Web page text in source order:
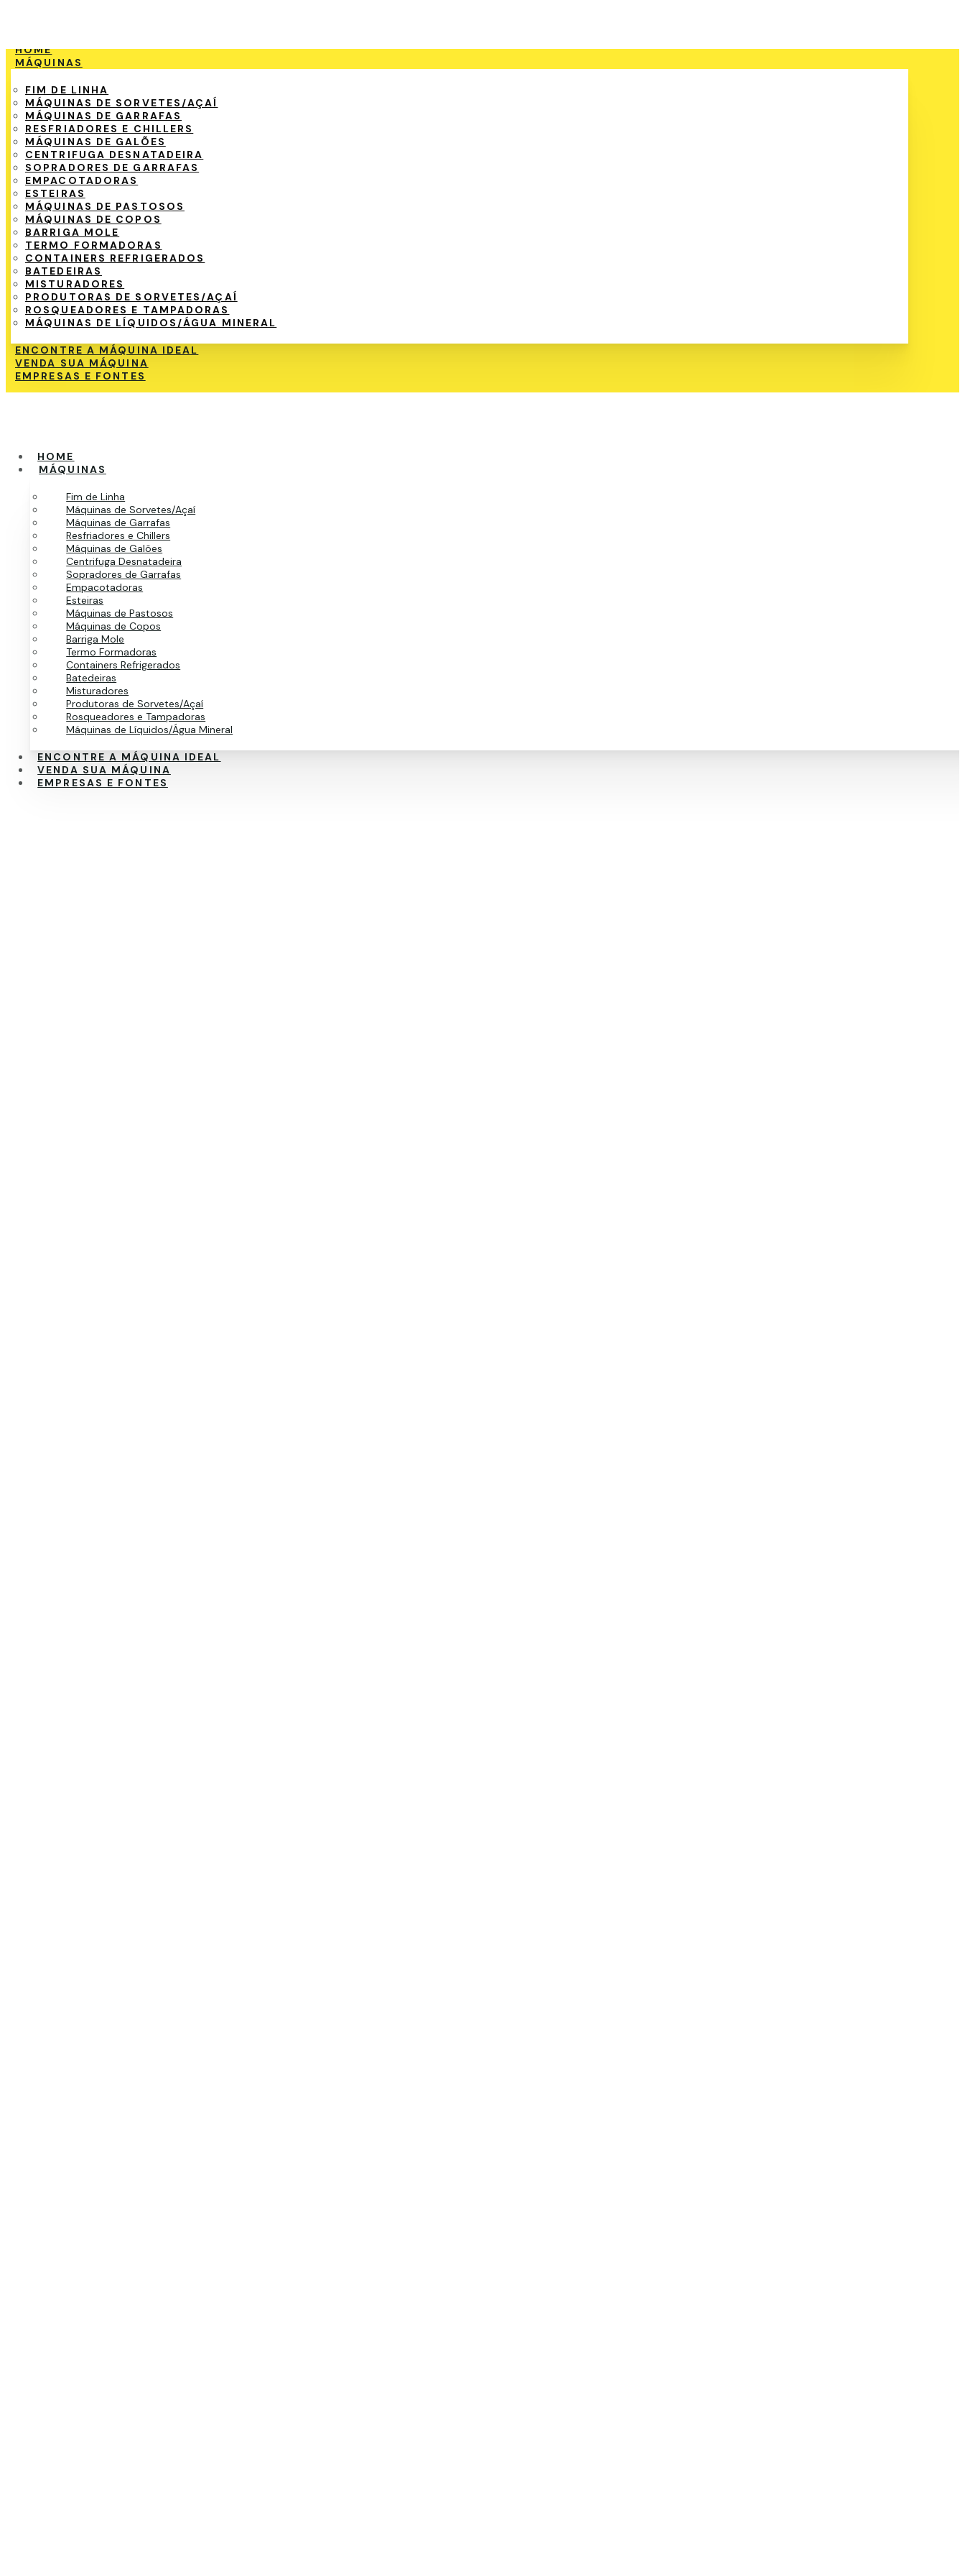
HOME
MÁQUINAS
FIM DE LINHA
MÁQUINAS DE SORVETES/AÇAÍ
MÁQUINAS DE GARRAFAS
RESFRIADORES E CHILLERS
MÁQUINAS DE GALÕES
CENTRIFUGA DESNATADEIRA
SOPRADORES DE GARRAFAS
EMPACOTADORAS
ESTEIRAS
MÁQUINAS DE PASTOSOS
MÁQUINAS DE COPOS
BARRIGA MOLE
TERMO FORMADORAS
CONTAINERS REFRIGERADOS
BATEDEIRAS
MISTURADORES
PRODUTORAS DE SORVETES/AÇAÍ
ROSQUEADORES E TAMPADORAS
MÁQUINAS DE LÍQUIDOS/ÁGUA MINERAL
ENCONTRE A MÁQUINA IDEAL
VENDA SUA MÁQUINA
EMPRESAS E FONTES
HOME
MÁQUINAS
Fim de Linha
Máquinas de Sorvetes/Açaí
Máquinas de Garrafas
Resfriadores e Chillers
Máquinas de Galões
Centrifuga Desnatadeira
Sopradores de Garrafas
Empacotadoras
Esteiras
Máquinas de Pastosos
Máquinas de Copos
Barriga Mole
Termo Formadoras
Containers Refrigerados
Batedeiras
Misturadores
Produtoras de Sorvetes/Açaí
Rosqueadores e Tampadoras
Máquinas de Líquidos/Água Mineral
ENCONTRE A MÁQUINA IDEAL
VENDA SUA MÁQUINA
EMPRESAS E FONTES